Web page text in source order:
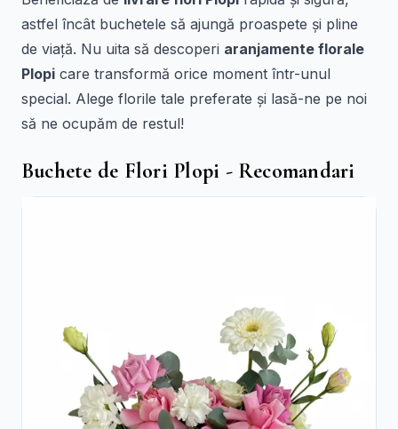
astfel încât buchetele să ajungă proaspete și pline
de viață. Nu uita să descoperi aranjamente florale
Plopi care transformă orice moment într-unul
special. Alege florile tale preferate și lasă-ne pe noi
să ne ocupăm de restul!
Buchete de Flori Plopi - Recomandari